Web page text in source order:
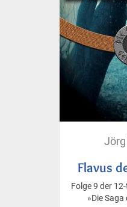
Flavus
Folge 9 der
»Die